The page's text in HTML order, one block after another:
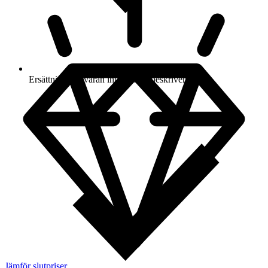
Ersättning om varan inte är som beskriven